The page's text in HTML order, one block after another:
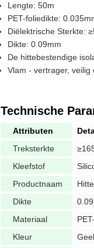
Lengte: 50m
PET-foliedikte:
Diëlektrische Sterkte:
Dikte: 0.09mm
De hittebestendige
Vlam - vertrager, veilig
Technische
Attributen
Treksterkte
Kleefstof
Productnaam
Dikte
Materiaal
Kleur
Geel